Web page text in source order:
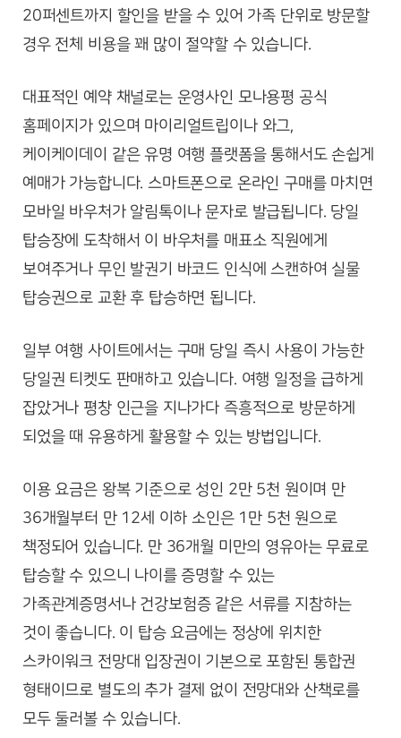
20퍼센트까지 할인을 받을 수 있어 가족 단위로 방문할
경우 전체 비용을 꽤 많이 절약할 수 있습니다.
대표적인 예약 채널로는 운영사인 모나용평 공식
홈페이지가 있으며 마이리얼트립이나 와그,
케이케이데이 같은 유명 여행 플랫폼을 통해서도 손쉽게
예매가 가능합니다. 스마트폰으로 온라인 구매를 마치면
모바일 바우처가 알림톡이나 문자로 발급됩니다. 당일
탑승장에 도착해서 이 바우처를 매표소 직원에게
보여주거나 무인 발권기 바코드 인식에 스캔하여 실물
탑승권으로 교환 후 탑승하면 됩니다.
일부 여행 사이트에서는 구매 당일 즉시 사용이 가능한
당일권 티켓도 판매하고 있습니다. 여행 일정을 급하게
잡았거나 평창 인근을 지나가다 즉흥적으로 방문하게
되었을 때 유용하게 활용할 수 있는 방법입니다.
이용 요금은 왕복 기준으로 성인 2만 5천 원이며 만
36개월부터 만 12세 이하 소인은 1만 5천 원으로
책정되어 있습니다. 만 36개월 미만의 영유아는 무료로
탑승할 수 있으니 나이를 증명할 수 있는
가족관계증명서나 건강보험증 같은 서류를 지참하는
것이 좋습니다. 이 탑승 요금에는 정상에 위치한
스카이워크 전망대 입장권이 기본으로 포함된 통합권
형태이므로 별도의 추가 결제 없이 전망대와 산책로를
모두 둘러볼 수 있습니다.